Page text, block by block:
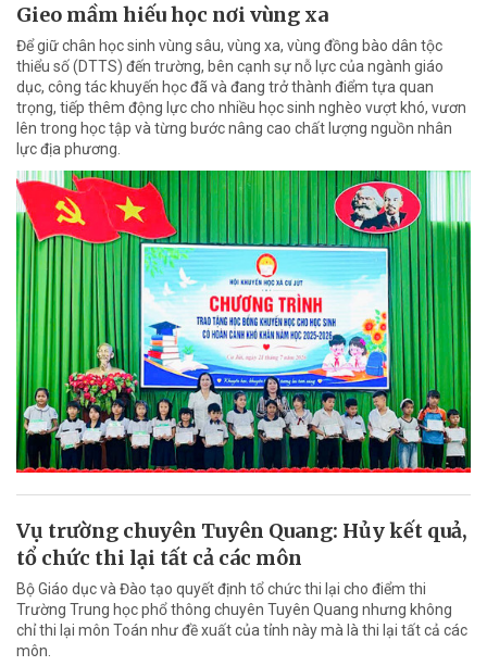
Gieo mầm hiếu học nơi vùng xa
Để giữ chân học sinh vùng sâu, vùng xa, vùng đồng bào dân tộc
thiểu số (DTTS) đến trường, bên cạnh sự nỗ lực của ngành giáo
dục, công tác khuyến học đã và đang trở thành điểm tựa quan
trọng, tiếp thêm động lực cho nhiều học sinh nghèo vượt khó, vươn
lên trong học tập và từng bước nâng cao chất lượng nguồn nhân
lực địa phương.
Vụ trường chuyên Tuyên Quang: Hủy kết quả,
tổ chức thi lại tất cả các môn
Bộ Giáo dục và Đào tạo quyết định tổ chức thi lại cho điểm thi
Trường Trung học phổ thông chuyên Tuyên Quang nhưng không
chỉ thi lại môn Toán như đề xuất của tỉnh này mà là thi lại tất cả các
môn.